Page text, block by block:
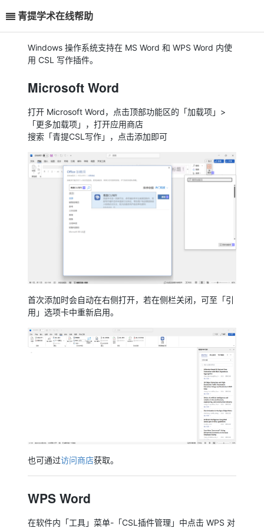
青提学术在线帮助
Windows 操作系统支持在 MS Word 和 WPS Word 内使
用 CSL 写作插件。
Microsoft Word
打开 Microsoft Word，点击顶部功能区的「加载项」>
「更多加载项」，打开应用商店
搜索「青提CSL写作」，点击添加即可
首次添加时会自动在右侧打开，若在侧栏关闭，可至「引
用」选项卡中重新启用。
也可通过访问商店获取。
WPS Word
在软件内「工具」菜单-「CSL插件管理」中点击 WPS 对